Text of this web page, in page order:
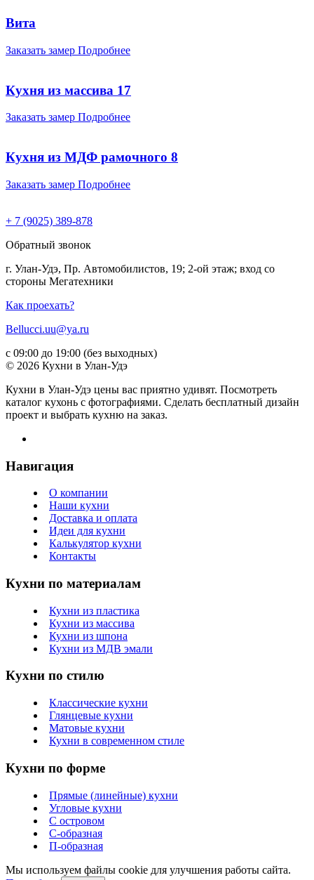
Вита
Заказать замер Подробнее
Кухня из массива 17
Заказать замер Подробнее
Кухня из МДФ рамочного 8
Заказать замер Подробнее
+ 7 (9025) 389-878
Обратный звонок
г. Улан-Удэ, Пр. Автомобилистов, 19; 2-ой этаж; вход со
стороны Мегатехники
Как проехать?
Bellucci.uu@ya.ru
с 09:00 до 19:00 (без выходных)
© 2026 Кухни в Улан-Удэ
Кухни в Улан-Удэ цены вас приятно удивят. Посмотреть
каталог кухонь с фотографиями. Сделать бесплатный дизайн
проект и выбрать кухню на заказ.
Навигация
О компании
Наши кухни
Доставка и оплата
Идеи для кухни
Калькулятор кухни
Контакты
Кухни по материалам
Кухни из пластика
Кухни из массива
Кухни из шпона
Кухни из МДВ эмали
Кухни по стилю
Классические кухни
Глянцевые кухни
Матовые кухни
Кухни в современном стиле
Кухни по форме
Прямые (линейные) кухни
Угловые кухни
С островом
С-образная
П-образная
Мы используем файлы cookie для улучшения работы сайта.